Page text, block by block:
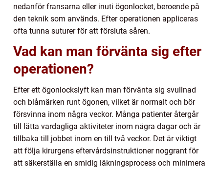
nedanför fransarna eller inuti ögonlocket, beroende på
den teknik som används. Efter operationen appliceras
ofta tunna suturer för att försluta såren.
Vad kan man förvänta sig efter
operationen?
Efter ett ögonlockslyft kan man förvänta sig svullnad
och blåmärken runt ögonen, vilket är normalt och bör
försvinna inom några veckor. Många patienter återgår
till lätta vardagliga aktiviteter inom några dagar och är
tillbaka till jobbet inom en till två veckor. Det är viktigt
att följa kirurgens eftervårdsinstruktioner noggrant för
att säkerställa en smidig läkningsprocess och minimera